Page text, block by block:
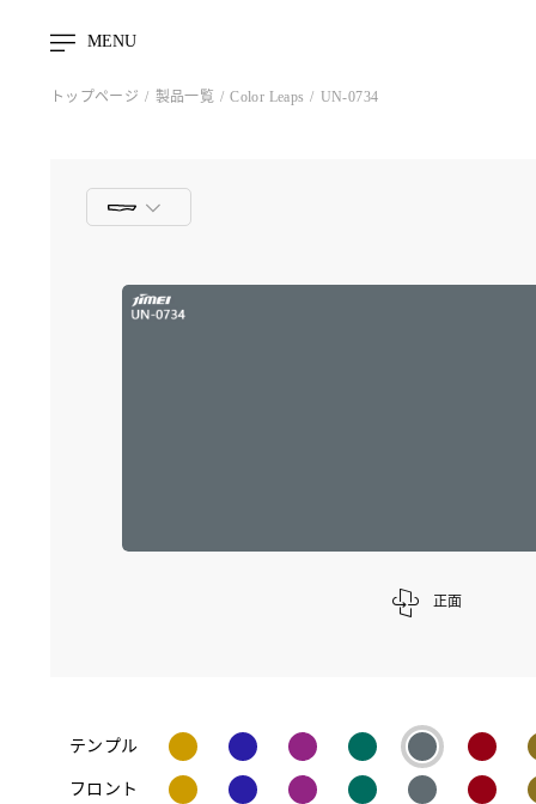
MENU
トップページ 製品一覧 Color Leaps UN-0734
正面
テンプル
フロント